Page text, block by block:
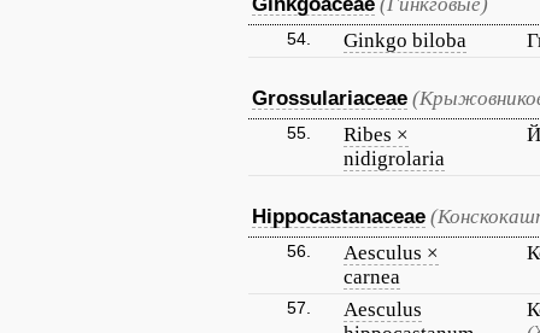
54. Ginkgo biloba
Grossulariaceae
55.
Ribes ×
nidigrolaria
Hippocastanaceae
56.
Aesculus ×
carnea
57.
Aesculus